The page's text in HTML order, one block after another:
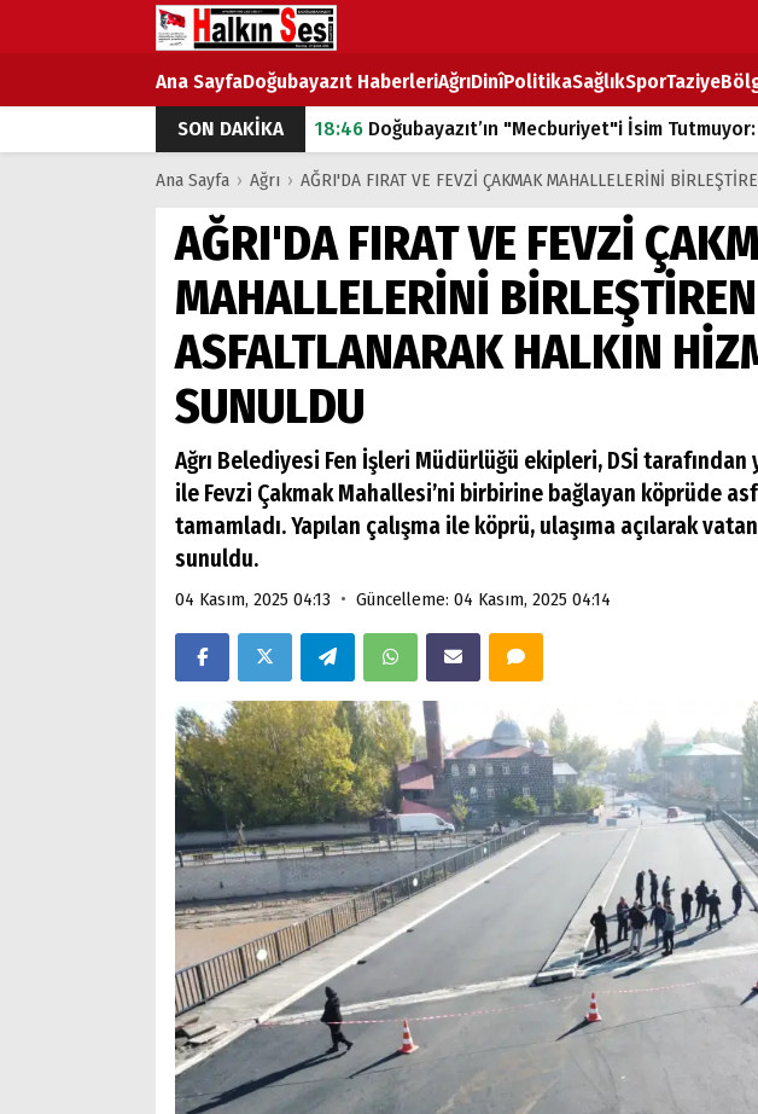
Ana SayfaDoğubayazıt HaberleriAğrıDinîPolitikaSağlıkSporTaziye
SON DAKİKA
18:46 Doğubayazıt’ın "Mecburiyet"i İsim
07:53 Doğubayazıt’ta Ekmek Fiyatlarına Zam
07:16Doğubayazıt'ta çocukların sırtındaki ağır yük
07:00 DEVLET ve HÜKÜMET
18:29ÇARŞI CADDESİ YAZ BOZ TAHTASI
Ana Sayfa › Ağrı › AĞRI'DA FIRAT VE FEVZİ ÇAKMAK MAHALLELERİNİ
AĞRI'DA FIRAT VE FEVZİ
MAHALLELERİNİ
ASFALTLANARAK HALKIN
SUNULDU
Ağrı Belediyesi Fen İşleri Müdürlüğü ekipleri, DSİ tarafından
ile Fevzi Çakmak Mahallesi’ni birbirine bağlayan köprüde
tamamladı. Yapılan çalışma ile köprü, ulaşıma açılarak
sunuldu.
04 Kasım, 2025 04:13 • Güncelleme: 04 Kasım, 2025 04:14